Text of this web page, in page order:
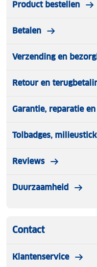
Maat: Medium
Materiaal: Kunststof
Product bestellen
Betalen
Verzending en
Retour en
Garantie, reparatie
Tolbadges,
Reviews
Duurzaamheid
Contact
Klantenservice